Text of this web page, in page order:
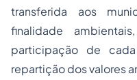
transferida aos
finalidade
participação de
repartição dos valores